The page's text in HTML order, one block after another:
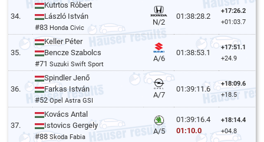
34.
Kutrtos Róbert
László István
#83 Honda Civic
N/2
01:38:28.2
+17:26.2
+01:03.7
35.
Keller Péter
Bencze Szabolcs
#71Suzuki Swift Sport
A/6
01:38:53.1
+17:51.1
+24.9
36.
Spindler Jenő
Farkas István
#52Opel Astra GSI
A/7
01:39:11.6
+18:09.6
+18.5
37.
Kovács Antal
Istovics Gergely
#88Skoda Fabia
A/5
01:39:16.4
01:10.0
+18:14.4
+04.8